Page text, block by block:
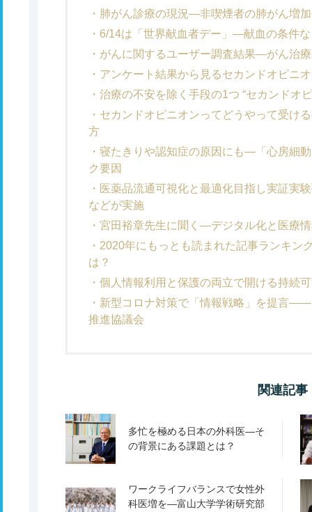
肺がん診療の現況―非喫煙者の肺がん増
6/14は「世界献血者デー」―献血の条件
がんに関するユーザー調査結果―がん治
アンケート結果から見るセカンドオピニ
治療の不安を除く手段の1つ “セカンドオ
セカンドオピニオンってどうやって受け
方
寝たきりや認知症の原因にも―「心房細
ク要因
医薬品流通可視化と最適化目指し実証実
などが実施
宮田裕章先生に聞く―デジタル化と医療
2020年にもっとも読まれた記事ランキン
は？
個人情報利用と保護の両立で開ける持続
新型コロナ対策で「情報戦略」を提言
推進協議会
関連記事
多忙を極める日本の外科医―そ
の背景にある課題とは？
ワークライフバランスで女性外
科医増を―富山大学学術研究部